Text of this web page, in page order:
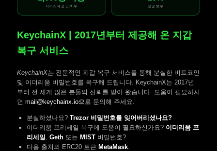
서비스 제공 고객 수 성공 보수
KeychainX | 2017년부터 제공해 온 지갑
복구 서비스
KeychainX는 전문적인 지갑 복구 서비스를 통해 분실한 비트코인
및 이더리움 비밀번호를 복구해 드립니다. KeychainX는 2017년
부터 전 세계 많은 분들의 신뢰를 받아 왔습니다. 도움이 필요하시
면 mail@keychainx.io으로 문의해 주세요.
분실하셨나요? Trezor 비밀번호를 잊어버리셨나요?
이더리움 프리세일 복구에 도움이 필요하신가요? 이더리움 프
리세일
Geth또는 MIST비밀번호?
다음 출처의 ERC20 토큰 MetaMask.